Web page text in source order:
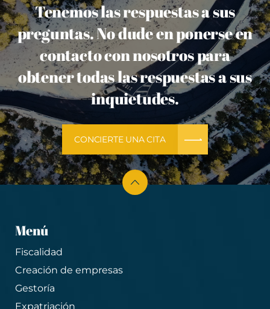
Tenemos las respuestas a sus
preguntas. No dude en ponerse en
contacto con nosotros para
obtener todas las respuestas a sus
inquietudes.
CONCIERTE UNA CITA
Menú
Fiscalidad
Creación de empresas
Gestoría
Expatriación